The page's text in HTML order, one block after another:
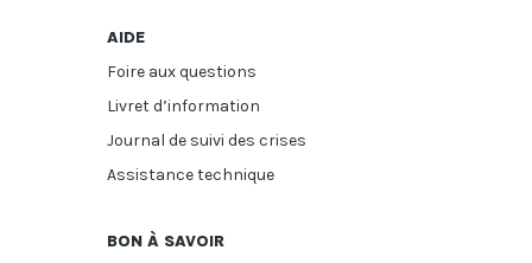
AIDE
Foire aux questions
Livret d’information
Journal de suivi des crises
Assistance technique
BON À SAVOIR